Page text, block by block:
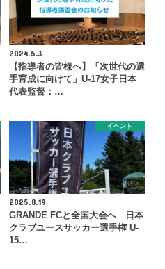
2024.5.3
【指導者の皆様へ】「次世代の選
手育成に向けて」U-17女子日本
代表監督：…
イベント
2025.8.19
GRANDE FCと全国大会へ 日本
クラブユースサッカー選手権 U-
15…